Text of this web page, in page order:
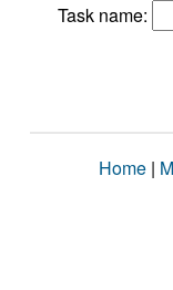
Task name:
Home |